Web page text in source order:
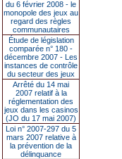
du 6 février 2008 - le
monopole des jeux au
regard des règles
communautaires
Étude de législation
comparée n° 180 -
décembre 2007 - Les
instances de contrôle
du secteur des jeux
Arrêté du 14 mai
2007 relatif à la
réglementation des
jeux dans les casinos
(JO du 17 mai 2007)
Loi n° 2007-297 du 5
mars 2007 relative à
la prévention de la
délinquance